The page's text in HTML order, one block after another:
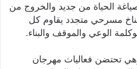
وصياغة الحياة من جديد والخروج من
مناخ مسرحي متجدد يقاوم كل
الوعي والموقف والبناء.
تحتضن فعاليات مهرجان